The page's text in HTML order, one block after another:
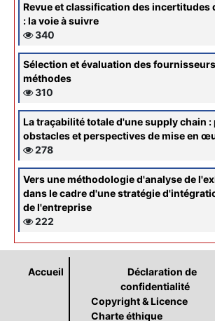
Revue et classification des incertitudes
: la voie à suivre
340
Sélection et évaluation des
méthodes
310
La traçabilité totale d'une supply chain :
obstacles et perspectives de mise en
278
Vers une méthodologie d'analyse de
dans le cadre d'une stratégie
de l'entreprise
222
Accueil
Déclaration de
confidentialité
Copyright & Licence
Charte éthique